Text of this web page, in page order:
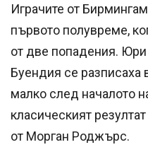
Играчите от
първото полувреме,
от две попадения.
Буендия се разписаха
малко след началото
класическият
от Морган Роджърс.